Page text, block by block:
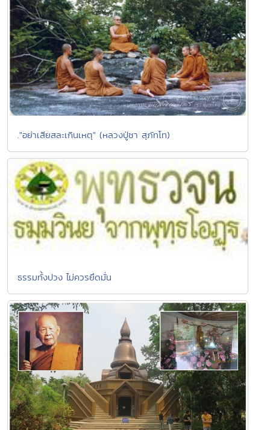
."อย่าเสียสละเกินเหตุ" (หลวงปู่ชา สุภัทโท)
ธรรมทั้งปวง ไม่ควรยึดมั่น